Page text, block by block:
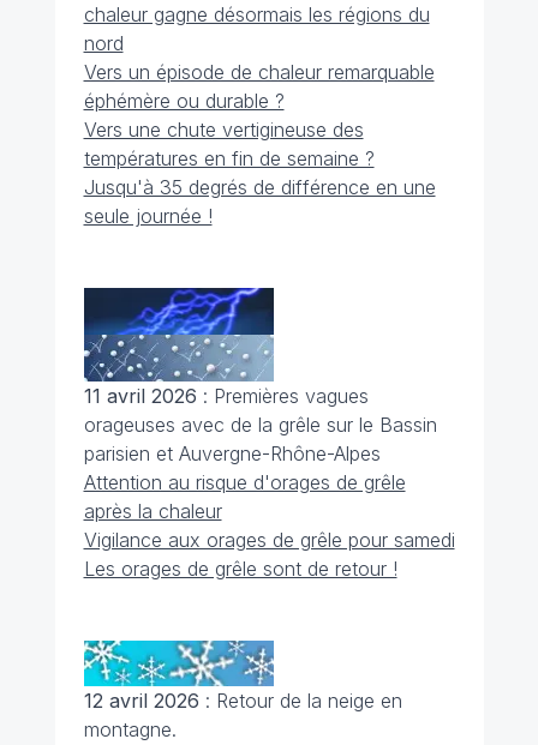
chaleur gagne désormais les régions du
nord
Vers un épisode de chaleur remarquable
éphémère ou durable ?
Vers une chute vertigineuse des
températures en fin de semaine ?
Jusqu'à 35 degrés de différence en une
seule journée !
11 avril 2026 : Premières vagues
orageuses avec de la grêle sur le Bassin
parisien et Auvergne-Rhône-Alpes
Attention au risque d'orages de grêle
après la chaleur
Vigilance aux orages de grêle pour samedi
Les orages de grêle sont de retour !
12 avril 2026 : Retour de la neige en
montagne.